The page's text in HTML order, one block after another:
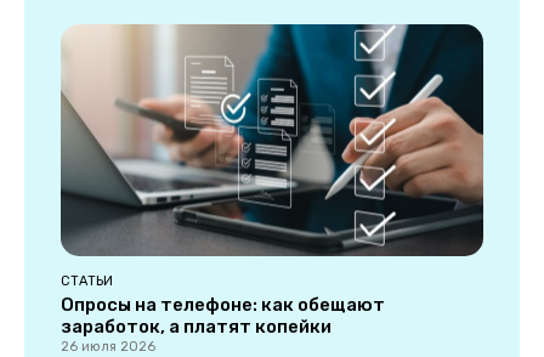
СТАТЬИ
Опросы на телефоне: как обещают
заработок, а платят копейки
26 июля 2026